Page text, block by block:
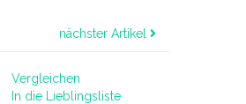
nächster Artikel
Vergleichen
In die Lieblingsliste